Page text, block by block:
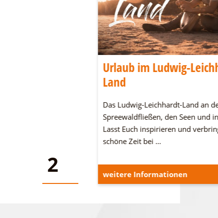
Urlaub im Ludwig-
Land
Das Ludwig-Leichhardt-Land an
Spreewaldfließen, den Seen und
Lasst Euch inspirieren und
schöne Zeit bei …
weitere Informationen
2